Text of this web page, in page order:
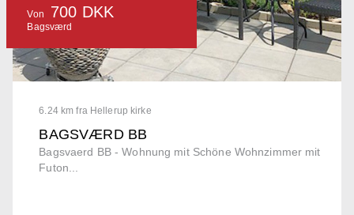
6.24 km fra Hellerup kirke
BAGSVÆRD BB
Bagsvaerd BB - Wohnung mit Schöne Wohnzimmer mit
Futon...
Von 700 DKK
Bagsværd